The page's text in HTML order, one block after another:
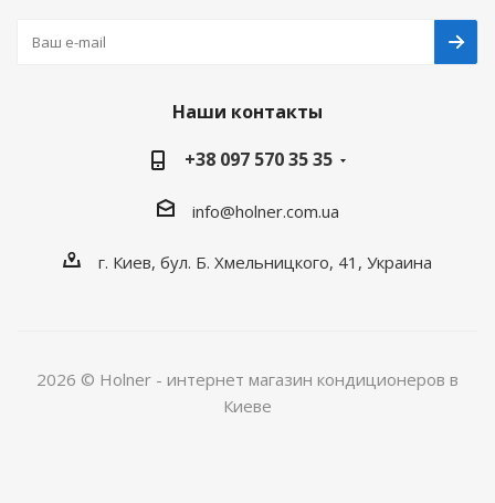
Наши контакты
+38 097 570 35 35
info@holner.com.ua
г. Киев, бул. Б. Хмельницкого, 41, Украина
2026 © Holner - интернет магазин кондиционеров в
Киеве